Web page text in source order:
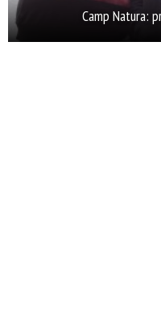
Camp Natura: